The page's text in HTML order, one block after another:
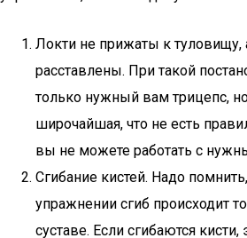
Локти не прижаты к
расставлены. При такой
только нужный вам трицепс,
широчайшая, что не есть
вы не можете работать с
Сгибание кистей. Надо
упражнении сгиб происходит
суставе. Если сгибаются кисти,